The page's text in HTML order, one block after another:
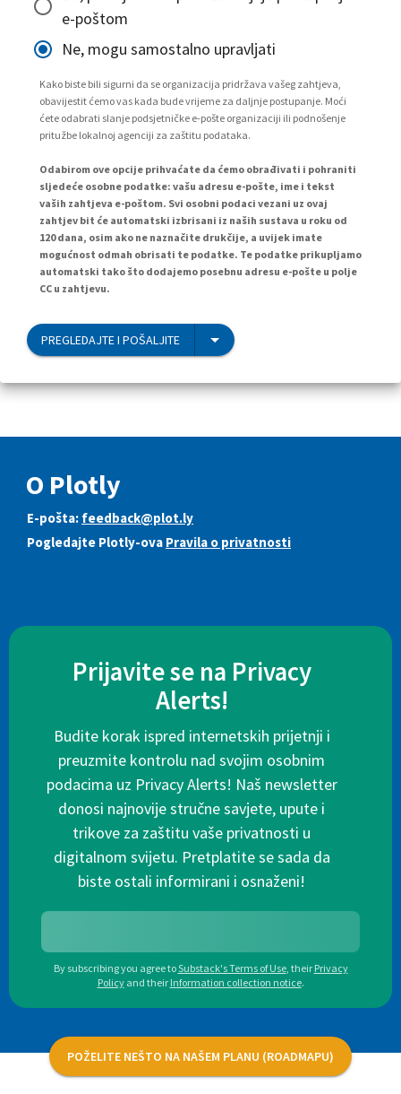
e-poštom
Ne, mogu samostalno upravljati
Kako biste bili sigurni da se organizacija pridržava vašeg zahtjeva,
obavijestit ćemo vas kada bude vrijeme za daljnje postupanje. Moći
ćete odabrati slanje podsjetničke e-pošte organizaciji ili podnošenje
pritužbe lokalnoj agenciji za zaštitu podataka.
Odabirom ove opcije prihvaćate da ćemo obrađivati i pohraniti
sljedeće osobne podatke: vašu adresu e-pošte, ime i tekst
vaših zahtjeva e-poštom. Svi osobni podaci vezani uz ovaj
zahtjev bit će automatski izbrisani iz naših sustava u roku od
120 dana, osim ako ne naznačite drukčije, a uvijek imate
mogućnost odmah obrisati te podatke. Te podatke prikupljamo
automatski tako što dodajemo posebnu adresu e-pošte u polje
CC u zahtjevu.
PREGLEDAJTE I POŠALJITE
O Plotly
E-pošta: feedback@plot.ly
Pogledajte Plotly-ova Pravila o privatnosti
Prijavite se na Privacy
Alerts!
Budite korak ispred internetskih prijetnji i
preuzmite kontrolu nad svojim osobnim
podacima uz Privacy Alerts! Naš newsletter
donosi najnovije stručne savjete, upute i
trikove za zaštitu vaše privatnosti u
digitalnom svijetu. Pretplatite se sada da
biste ostali informirani i osnaženi!
By subscribing you agree toSubstack's Terms of Use, their Privacy
Policy and their Information collection notice.
POŽELITE NEŠTO NA NAŠEM PLANU (ROADMAPU)